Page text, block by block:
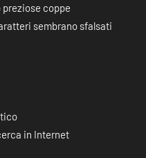
coppe
sembrano sfalsati
in Internet